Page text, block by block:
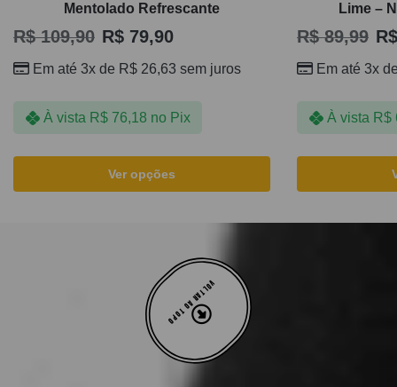
Mentolado Refrescante
R$109,90 R$ 79,90
Em até 3x de R$ 26,63 sem juros
À vista R$76,18 no Pix
Ver opções
Lime –
R$89,99 R$
Em até 3x
À vista R$
VOLTAR AO TOPO